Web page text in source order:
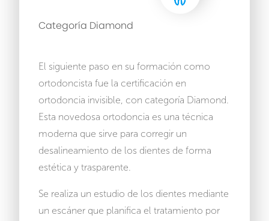
Categoría Diamond
El siguiente paso en su formación como
ortodoncista fue la certificación en
ortodoncia invisible, con categoría Diamond.
Esta novedosa ortodoncia es una técnica
moderna que sirve para corregir un
desalineamiento de los dientes de forma
estética y trasparente.
Se realiza un estudio de los dientes mediante
un escáner que planifica el tratamiento por